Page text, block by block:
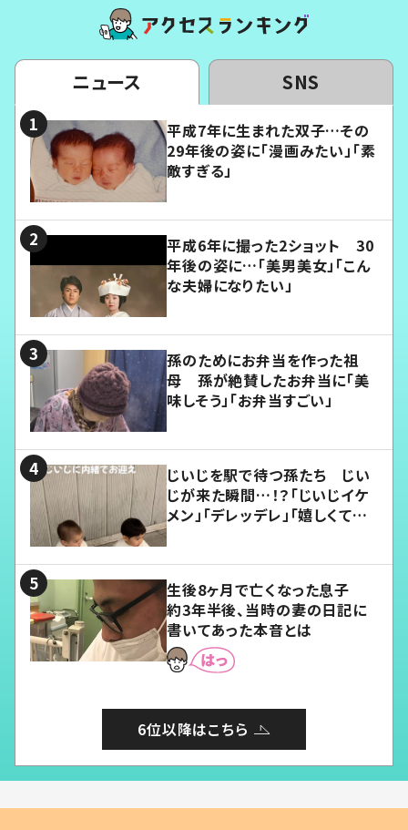
ニュース SNS
平成7年に生まれた双子…その
29年後の姿に「漫画みたい」「素
敵すぎる」
平成6年に撮った2ショット 30
年後の姿に…「美男美女」「こん
な夫婦になりたい」
孫のためにお弁当を作った祖
母 孫が絶賛したお弁当に「美
味しそう」「お弁当すごい」
じいじを駅で待つ孫たち じい
じが来た瞬間…！？「じいじイケ
メン」「デレッデレ」「嬉しくて可
生後8ヶ月で亡くなった息子
約3年半後、当時の妻の日記に
書いてあった本音とは
6位以降はこちら